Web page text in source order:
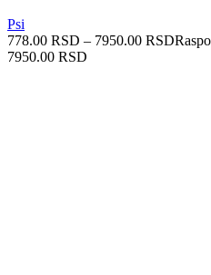
Psi
778.00 RSD – 7950.00 RSD
7950.00 RSD